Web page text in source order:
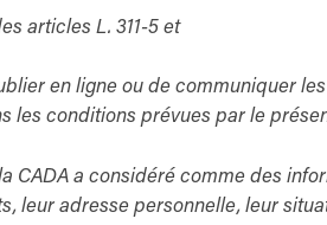
articles L. 311-5 et
en ligne ou de communiquer
les conditions prévues par le
CADA a considéré comme des
leur adresse personnelle, leur